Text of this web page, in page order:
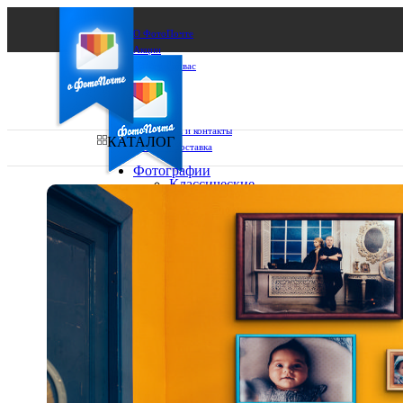
О ФотоПочте
Акции
Сделаем за вас
Бизнесу
FAQ
Франшиза
Поддержка и контакты
Оплата и доставка
Ваш город:
Выберите из списка:
КАТАЛОГ
Фотографии
Классические
10х10
10х15
13х18
15х15
30х30
30х40